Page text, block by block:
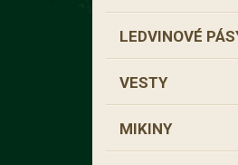
LEDVINOVÉ
VESTY
MIKINY